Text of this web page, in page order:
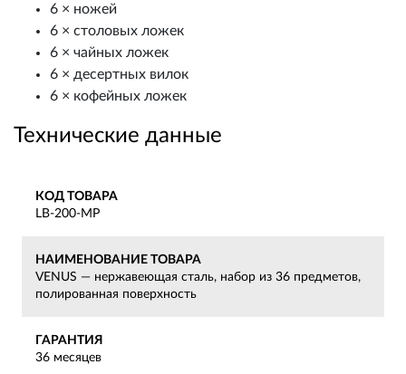
6 × ножей
6 × столовых ложек
6 × чайных ложек
6 × десертных вилок
6 × кофейных ложек
Технические данные
КОД ТОВАРА
LB-200-MP
НАИМЕНОВАНИЕ ТОВАРА
VENUS — нержавеющая сталь, набор из 36 предметов,
полированная поверхность
ГАРАНТИЯ
36 месяцев